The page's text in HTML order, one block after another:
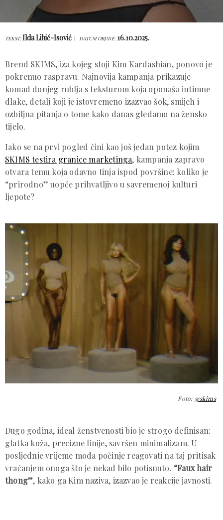
TEKST:Ilda Lihić-Isović DATUM OBJAVE: 16.10.2025.
Brend SKIMS, iza kojeg stoji Kim Kardashian, ponovo je
pokrenuo raspravu. Najnovija kampanja prikazuje
komad donjeg rublja s teksturom koja oponaša intimne
dlake, detalj koji je istovremeno izazvao šok, smijeh i
ozbiljna pitanja o tome kako danas gledamo na žensko
tijelo.
Iako se na prvi pogled čini kao još jedan potez kojim
SKIMS testira granice marketinga, kampanja zapravo
otvara temu koja odavno tinja ispod površine: koliko je
“prirodno” uopće prihvatljivo u savremenoj kulturi
ljepote?
Foto:@skims
Dugo godina, ideal ženstvenosti bio je strogo definisan:
glatka koža, precizne linije, savršen minimalizam. U
posljednje vrijeme moda počinje reagovati na taj pritisak
vraćanjem onoga što je nekad bilo potisnuto. “Faux hair
thong”, kako ga Kim naziva, izazvao je reakcije javnosti.